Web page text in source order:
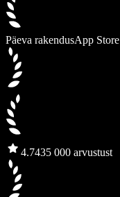
Päeva rakendusApp Store
4.7435 000 arvustust